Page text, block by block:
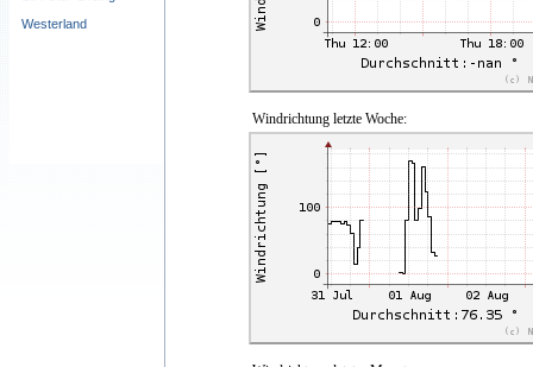
Westerland
Windrichtung letzte Woche: